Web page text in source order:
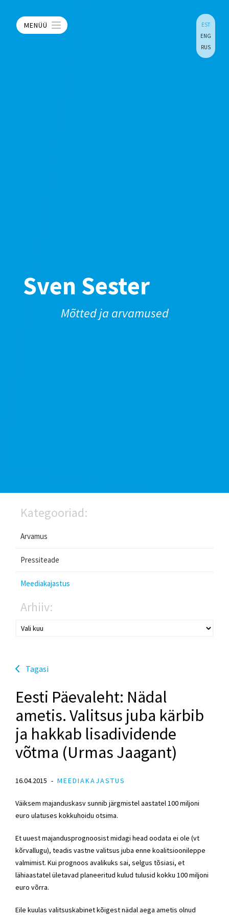
MENÜÜ
EST
ENG
RUS
Sven Sester
Mõtted ja arvamused
Kategooriad:
Arvamus
Pressiteade
Meediakajastus
Arhiiv:
Tagasi
Eesti Päevaleht: Nädal
ametis. Valitsus juba kärbib
ja hakkab lisadividende
võtma (Urmas Jaagant)
16.04.2015 MEEDIAKAJASTUS
Väiksem majanduskasv sunnib järgmistel aastatel 100 miljoni
euro ulatuses kokkuhoidu otsima.
Et uuest majandusprognoosist midagi head oodata ei ole (vt
kõrvallugu), teadis vastne valitsus juba enne koalitsioonileppe
valmimist. Kui prognoos avalikuks sai, selgus tõsiasi, et
lähiaastatel ületavad planeeritud kulud tulusid kokku 100 miljoni
euro võrra.
Eile kuulas valitsuskabinet kõigest nädal aega ametis olnud